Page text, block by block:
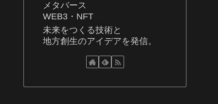
メタバース
WEB3・NFT
未来をつくる技術と
地方創生のアイデアを発信。